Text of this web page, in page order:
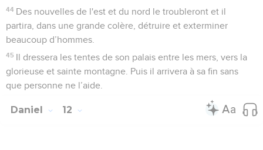
44 Des nouvelles de l'est et du nord le troubleront et il
partira, dans une grande colère, détruire et exterminer
beaucoup d’hommes.
45 Il dressera les tentes de son palais entre les mers, vers la
glorieuse et sainte montagne. Puis il arrivera à sa fin sans
que personne ne l’aide.
Daniel 12